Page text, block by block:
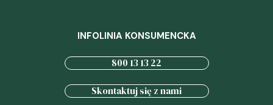
INFOLINIA KONSUMENCKA
800 13 13 22
Skontaktuj się z nami